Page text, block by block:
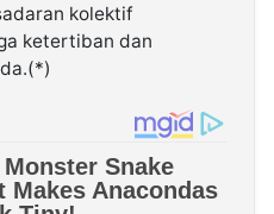
kolektif
ketertiban dan